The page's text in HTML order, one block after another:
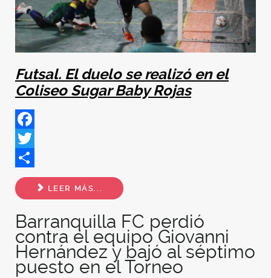
Futsal. El duelo se realizó en el
Coliseo Sugar Baby Rojas
Facebook
Twitter
Share
LEER MÁS...
Barranquilla FC perdió
contra el equipo Giovanni
Hernández y bajó al séptimo
puesto en el Torneo